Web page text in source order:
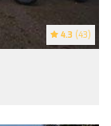
4.3 (43)